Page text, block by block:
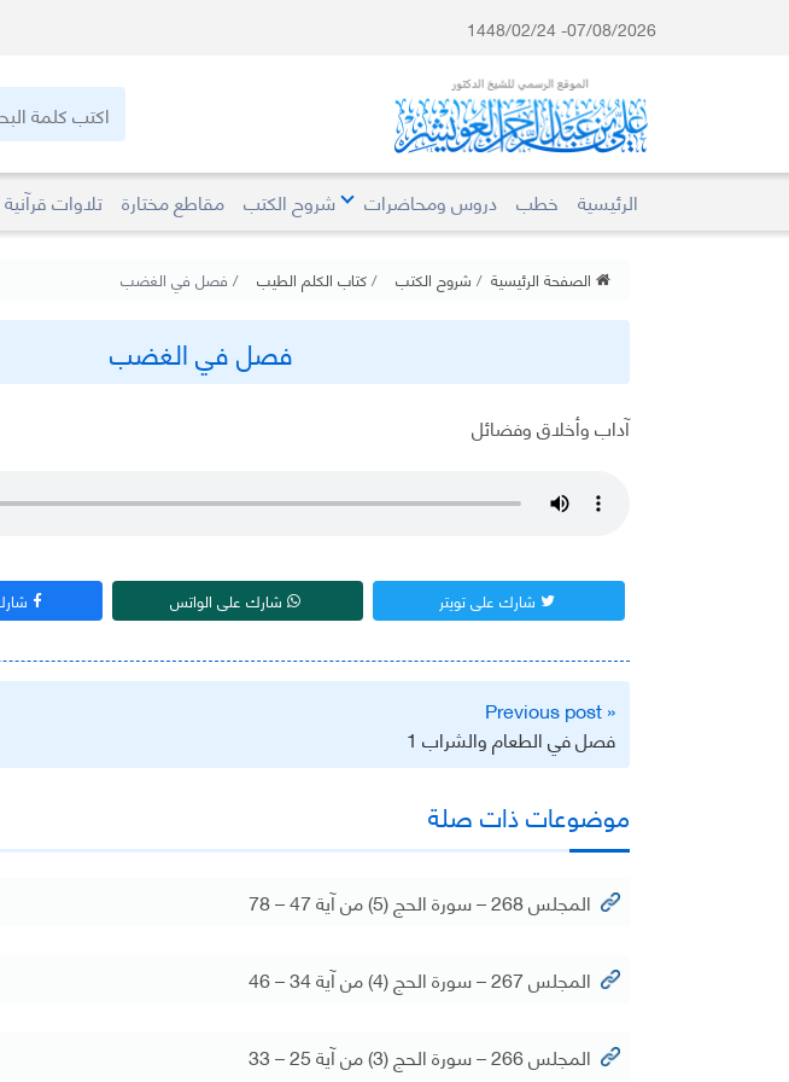
07/08/2026- 1448/02/24
الرئيسية خطب دروس ومحاضرات شروح الكتب مقاطع مختارة تلاوات قرآنية
الصفحة الرئيسية شروح الكتب كتاب الكلم الطيب فصل في الغضب
فصل في الغضب
آداب وأخلاق وفضائل
شارك على تويتر شارك على الواتس
تصفّح
المقالات
« Previous post
فصل في الطعام والشراب 1
موضوعات ذات صلة
المجلس 268 – سورة الحج (5) من آية 47 – 78
المجلس 267 – سورة الحج (4) من آية 34 – 46
المجلس 266 – سورة الحج (3) من آية 25 – 33